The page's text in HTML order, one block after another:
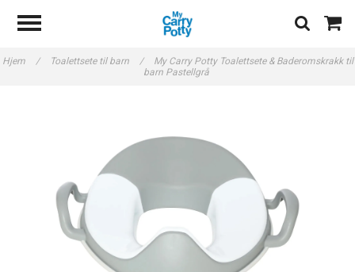
Hjem / Toalettsete til barn /
My Carry Potty Toalettsete & Baderomskrakk til
barn Pastellgrå